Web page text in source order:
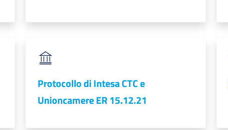
Protocollo di Intesa CTC e
Unioncamere ER 15.12.21